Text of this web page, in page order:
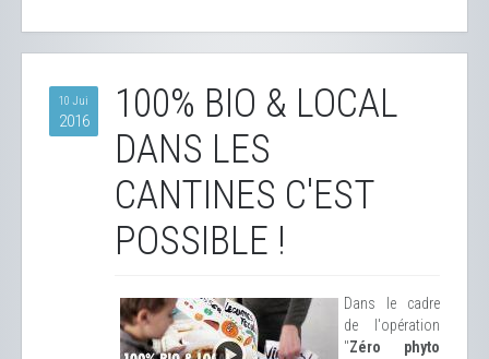
10 Jui
2016
100% BIO & LOCAL
DANS LES
CANTINES C'EST
POSSIBLE !
Dans le cadre
de l'opération
"Zéro phyto